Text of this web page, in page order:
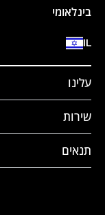
בינלאומי
IL
עלינו
שירות
תנאים